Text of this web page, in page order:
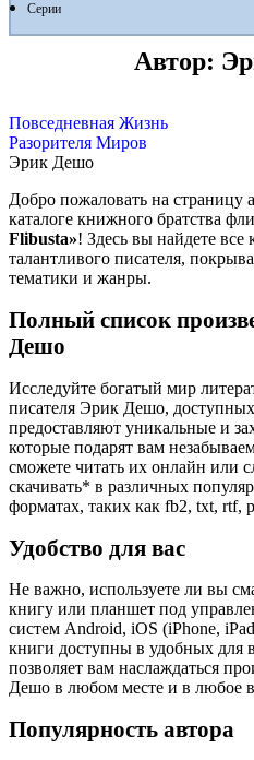
Серии
Автор:
Повседневная Жизнь
Разорителя Миров
Эрик Дешо
Добро пожаловать на страницу
каталоге книжного братства
Flibusta»! Здесь вы найдете все
талантливого писателя,
тематики и жанры.
Полный список
Дешо
Исследуйте богатый мир
писателя Эрик Дешо,
предоставляют уникальные и
которые подарят вам
сможете читать их онлайн или
скачивать* в различных
форматах, таких как fb2, txt, rtf,
Удобство для вас
Не важно, используете ли вы
книгу или планшет под
систем Android, iOS (iPhone,
книги доступны в удобных для
позволяет вам наслаждаться
Дешо в любом месте и в любое
Популярность автора